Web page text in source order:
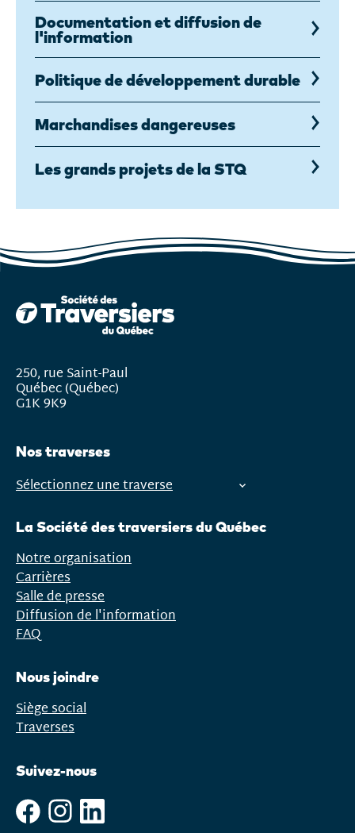
Documentation et diffusion de
l'information
Politique de développement durable
Marchandises dangereuses
Les grands projets de la STQ
250, rue Saint-Paul
Québec (Québec)
G1K 9K9
Nos traverses
Ouvrir
menu
Sélectionnez une traverse
La Société des traversiers du Québec
Notre organisation
Carrières
Salle de presse
Diffusion de l'information
FAQ
Nous joindre
Siège social
Traverses
Suivez-nous